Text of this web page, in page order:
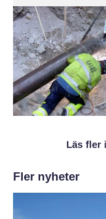
Läs fler
Fler nyheter